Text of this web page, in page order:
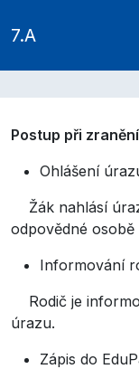
7.A
Postup při
Ohlášení
Žák nahlásí
odpovědné osobě
Informování
Rodič je
úrazu.
Zápis do